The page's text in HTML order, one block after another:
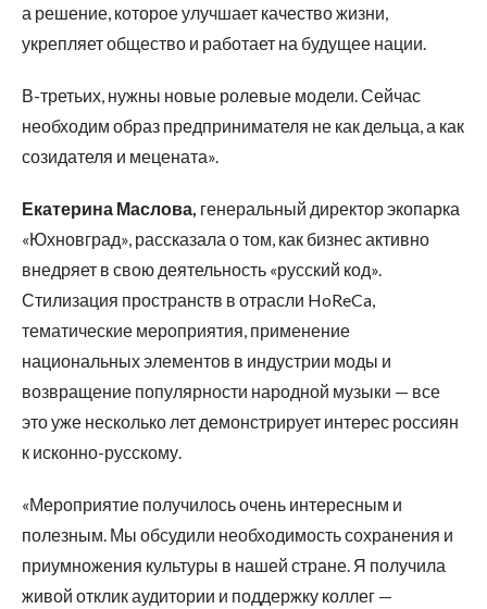
а решение, которое улучшает качество жизни,
укрепляет общество и работает на будущее нации.
В-третьих, нужны новые ролевые модели. Сейчас
необходим образ предпринимателя не как дельца, а как
созидателя и мецената».
Екатерина Маслова, генеральный директор экопарка
«Юхновград», рассказала о том, как бизнес активно
внедряет в свою деятельность «русский код».
Стилизация пространств в отрасли HoReCa,
тематические мероприятия, применение
национальных элементов в индустрии моды и
возвращение популярности народной музыки — все
это уже несколько лет демонстрирует интерес россиян
к исконно-русскому.
«Мероприятие получилось очень интересным и
полезным. Мы обсудили необходимость сохранения и
приумножения культуры в нашей стране. Я получила
живой отклик аудитории и поддержку коллег —